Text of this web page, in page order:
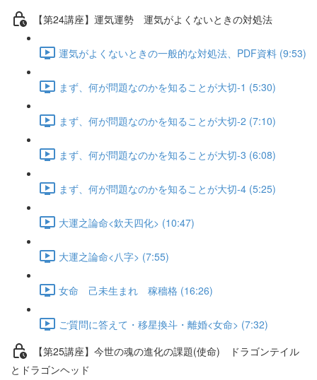
【第24講座】運気運勢 運気がよくないときの対処法
運気がよくないときの一般的な対処法、PDF資料 (9:53)
まず、何が問題なのかを知ることが大切-1 (5:30)
まず、何が問題なのかを知ることが大切-2 (7:10)
まず、何が問題なのかを知ることが大切-3 (6:08)
まず、何が問題なのかを知ることが大切-4 (5:25)
大運之論命<欽天四化> (10:47)
大運之論命<八字> (7:55)
女命 己未生まれ 稼穡格 (16:26)
ご質問に答えて・移星換斗・離婚<女命> (7:32)
【第25講座】今世の魂の進化の課題(使命) ドラゴンテイル
とドラゴンヘッド